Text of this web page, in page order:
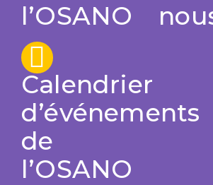
l’OSANO
Calendrier
d’événements
de
l’OSANO